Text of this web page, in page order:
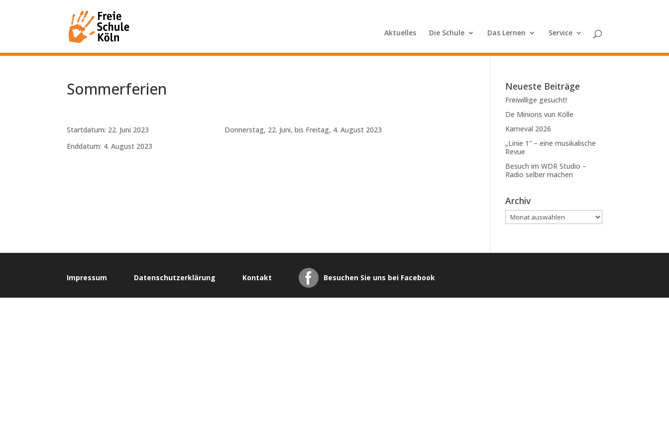
Aktuelles Die Schule Das Lernen Service
Sommerferien
Startdatum: 22. Juni 2023
Enddatum: 4. August 2023
Donnerstag, 22. Juni, bis Freitag, 4. August 2023
Neueste Beiträge
Freiwillige gesucht!
De Minions vun Kölle
Karneval 2026
„Linie 1“ – eine musikalische
Revue
Besuch im WDR Studio –
Radio selber machen
Archiv
Impressum Datenschutzerklärung Kontakt Besuchen Sie uns bei Facebook